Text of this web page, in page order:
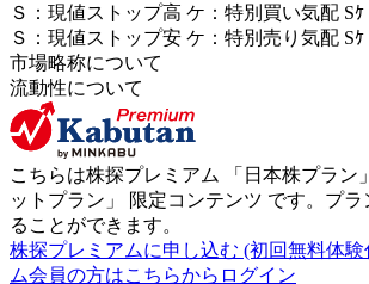
Ｓ ： 現値ストップ高 ケ ： 特別買い気配 Sｹ
Ｓ ： 現値ストップ安 ケ ： 特別売 り 気配 Sｹ
市場略称について
流動性について
こちらは株探プレミアム 「 日本株プラン
ットプラン 」 限定コンテンツ です。プラ
ることができます。
株探プレミアムに申し込む (初回無料体験
ム会員の方はこちらからログイン